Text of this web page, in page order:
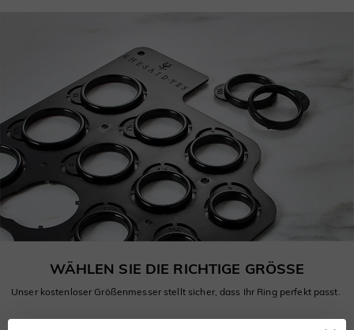
WÄHLEN SIE DIE RICHTIGE GRÖSSE
Unser kostenloser Größenmesser stellt sicher, dass Ihr Ring perfekt passt.